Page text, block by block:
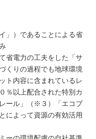
」）であることによる省
省電力の工夫をした「サ
くりの過程でも地球環境
ト内容に含まれているレ
％以上配合された特別カ
ール」（※３）「エコブ
によって資源の有効活用